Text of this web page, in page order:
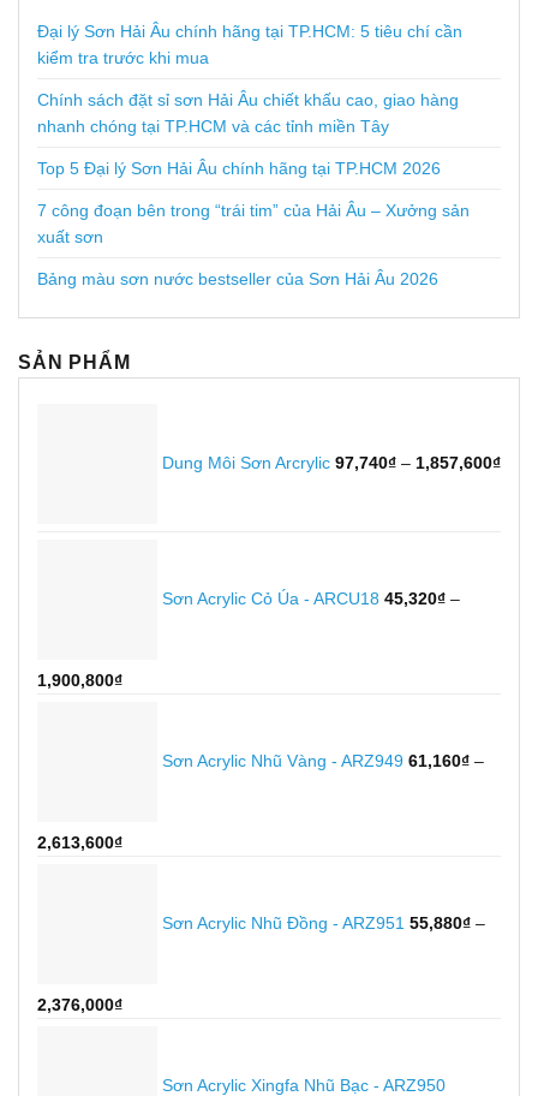
Đại lý Sơn Hải Âu chính hãng tại TP.HCM: 5 tiêu chí cần
kiểm tra trước khi mua
Chính sách đặt sỉ sơn Hải Âu chiết khấu cao, giao hàng
nhanh chóng tại TP.HCM và các tỉnh miền Tây
Top 5 Đại lý Sơn Hải Âu chính hãng tại TP.HCM 2026
7 công đoạn bên trong “trái tim” của Hải Âu – Xưởng sản
xuất sơn
Bảng màu sơn nước bestseller của Sơn Hải Âu 2026
SẢN PHẨM
Dung Môi Sơn Arcrylic 97,740₫ – 1,857,600₫từ
Sơn Acrylic Cỏ Úa - ARCU18 45,320₫ –
1,900,800₫Khoảng
45,320₫Sơn Acrylic Nhũ Vàng - ARZ949 61,160₫ –
2,613,600₫Khoảng
61,160₫Sơn Acrylic Nhũ Đồng - ARZ951 55,880₫ –
2,376,000₫Khoảng
55,880₫Sơn Acrylic Xingfa Nhũ Bạc - ARZ950